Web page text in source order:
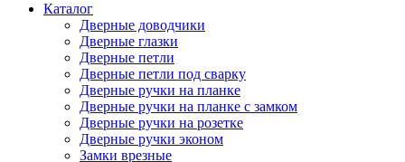
Каталог
Дверные доводчики
Дверные глазки
Дверные петли
Дверные петли под сварку
Дверные ручки на планке
Дверные ручки на планке с замком
Дверные ручки на розетке
Дверные ручки эконом
Замки врезные